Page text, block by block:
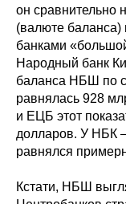
он сравнительно
(валюте
банками
Народный банк
баланса НБШ по
равнялась 928
и ЕЦБ этот
долларов. У НБК
равнялся
Кстати, НБШ